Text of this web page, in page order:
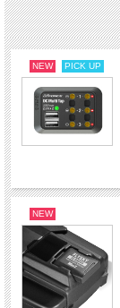
NEW PICK UP
NEW